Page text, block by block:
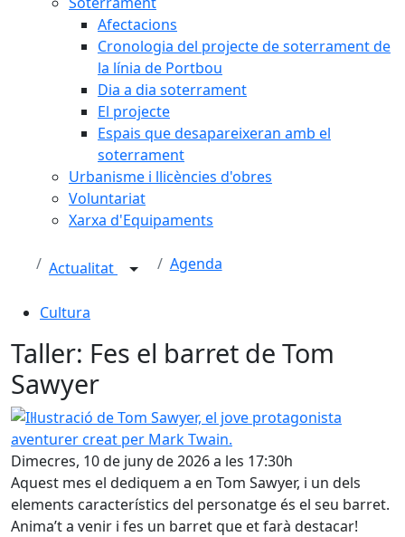
Afectacions
Cronologia del projecte de soterrament de
la línia de Portbou
Dia a dia soterrament
El projecte
Espais que desapareixeran amb el
soterrament
Urbanisme i llicències d'obres
Voluntariat
Xarxa d'Equipaments
Actualitat Agenda
Cultura
Taller: Fes el barret de Tom
Sawyer
Il·lustració de Tom Sawyer, el jove protagonista
Dimecres, 10 de juny de 2026 a les 17:30h
Aquest mes el dediquem a en Tom Sawyer, i un dels
elements característics del personatge és el seu barret.
Anima’t a venir i fes un barret que et farà destacar!